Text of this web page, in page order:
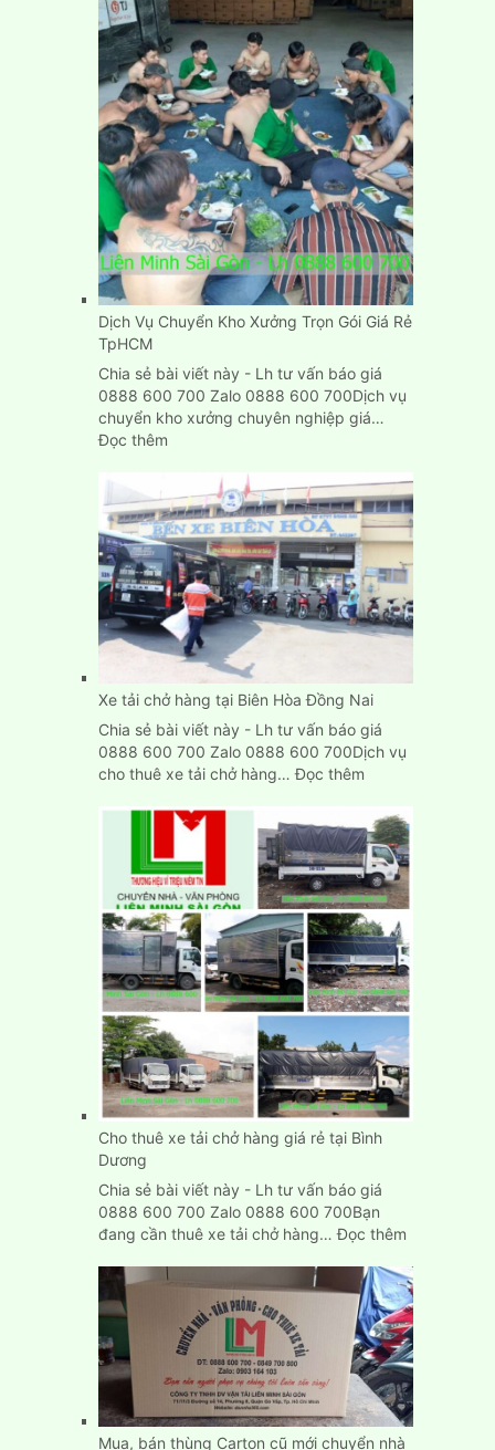
nhà
trọ
nhanh
gọn,
đơn
giản,
giá
rẻ
Dịch Vụ Chuyển Kho Xưởng Trọn Gói Giá Rẻ
TpHCM
Chia sẻ bài viết này - Lh tư vấn báo giá
0888 600 700 Zalo 0888 600 700Dịch vụ
chuyển kho xưởng chuyên nghiệp giá…
Đọc thêm:
Chuyển
Kho
Xưởng
Trọn
Gói
Giá
Rẻ
TpHCM
Xe tải chở hàng tại Biên Hòa Đồng Nai
Chia sẻ bài viết này - Lh tư vấn báo giá
0888 600 700 Zalo 0888 600 700Dịch vụ
cho thuê xe tải chở hàng…Đọc thêm:
tải
chở
hàng
tại
Biên
Hòa
Đồng
Nai
Cho thuê xe tải chở hàng giá rẻ tại Bình
Dương
Chia sẻ bài viết này - Lh tư vấn báo giá
0888 600 700 Zalo 0888 600 700Bạn
đang cần thuê xe tải chở hàng…Đọc thêm:
thuê
xe
tải
chở
hàng
giá
rẻ
tại
Mua, bán thùng Carton cũ mới chuyển nhà